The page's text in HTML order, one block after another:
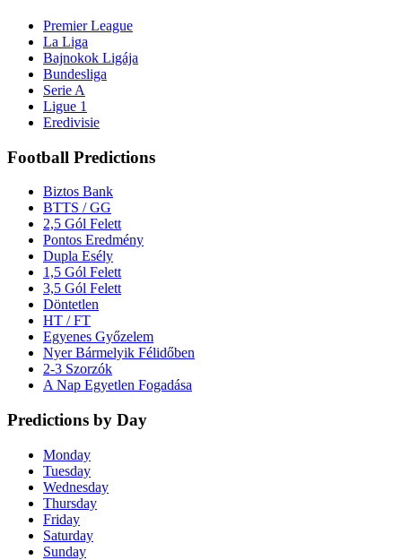
Premier League
La Liga
Bajnokok Ligája
Bundesliga
Serie A
Ligue 1
Eredivisie
Football Predictions
Biztos Bank
BTTS / GG
2,5 Gól Felett
Pontos Eredmény
Dupla Esély
1,5 Gól Felett
3,5 Gól Felett
Döntetlen
HT / FT
Egyenes Győzelem
Nyer Bármelyik Félidőben
2-3 Szorzók
A Nap Egyetlen Fogadása
Predictions by Day
Monday
Tuesday
Wednesday
Thursday
Friday
Saturday
Sunday